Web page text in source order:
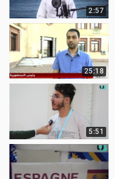
2:57
25:18
5:51